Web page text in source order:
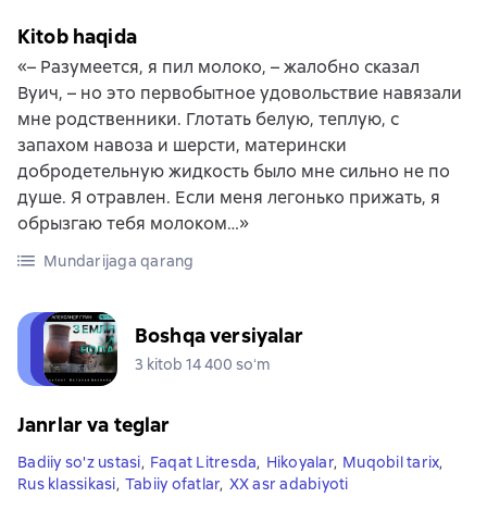
Kitob haqida
«– Разумеется, я пил молоко, – жалобно сказал
Вуич, – но это первобытное удовольствие навязали
мне родственники. Глотать белую, теплую, с
запахом навоза и шерсти, матерински
добродетельную жидкость было мне сильно не по
душе. Я отравлен. Если меня легонько прижать, я
обрызгаю тебя молоком…»
Mundarijaga qarang
Boshqa versiyalar
3 kitob 14 400 soʻm
Janrlar va teglar
Badiiy so'z ustasi, Faqat Litresda, Hikoyalar, Muqobil tarix,
Rus klassikasi, Tabiiy ofatlar, XX asr adabiyoti